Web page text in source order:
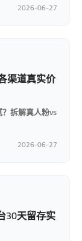
2026-06-27
渠道真实价
拆解真人粉vs
2026-06-27
30天留存实